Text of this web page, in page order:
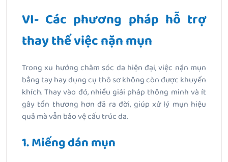
VI- Các phương pháp hỗ trợ
thay thế việc nặn mụn
Trong xu hướng chăm sóc da hiện đại, việc nặn mụn
bằng tay hay dụng cụ thô sơ không còn được khuyến
khích. Thay vào đó, nhiều giải pháp thông minh và ít
gây tổn thương hơn đã ra đời, giúp xử lý mụn hiệu
quả mà vẫn bảo vệ cấu trúc da.
1. Miếng dán mụn